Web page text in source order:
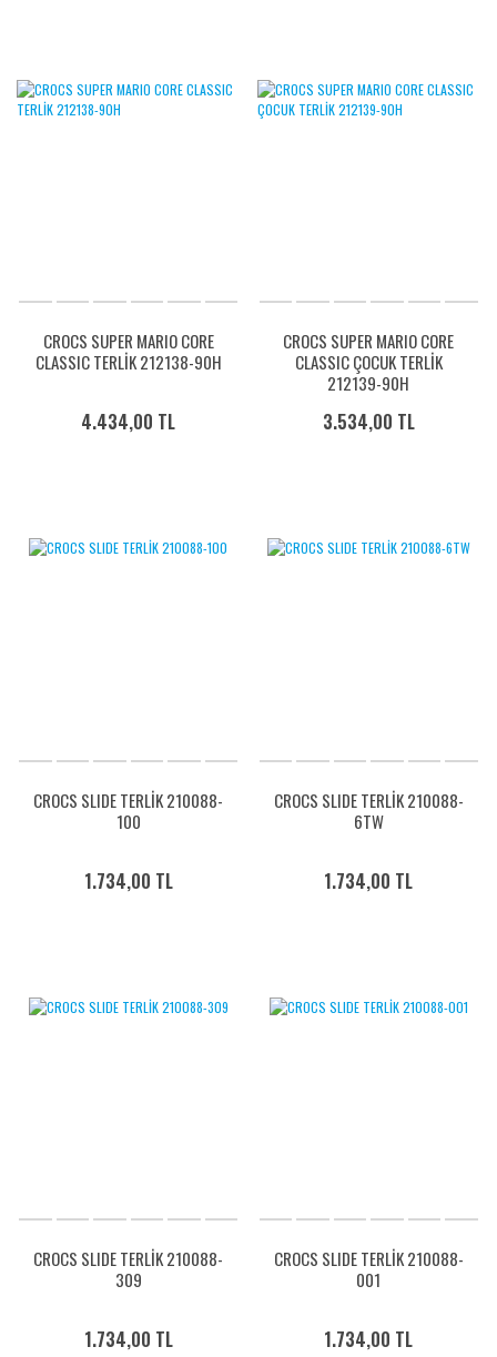
CROCS SUPER MARIO CORE
CLASSIC TERLİK 212138-90H
4.434,00 TL
CROCS SUPER MARIO CORE
CLASSIC ÇOCUK TERLİK
212139-90H
3.534,00 TL
CROCS SLIDE TERLİK 210088-
100
1.734,00 TL
CROCS SLIDE TERLİK 210088-
6TW
1.734,00 TL
CROCS SLIDE TERLİK 210088-
309
1.734,00 TL
CROCS SLIDE TERLİK 210088-
001
1.734,00 TL